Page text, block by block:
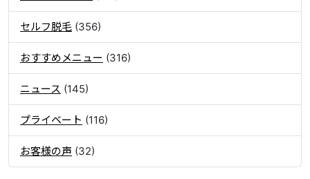
セルフ脱毛 (356)
おすすめメニュー (316)
ニュース (145)
プライベート (116)
お客様の声 (32)